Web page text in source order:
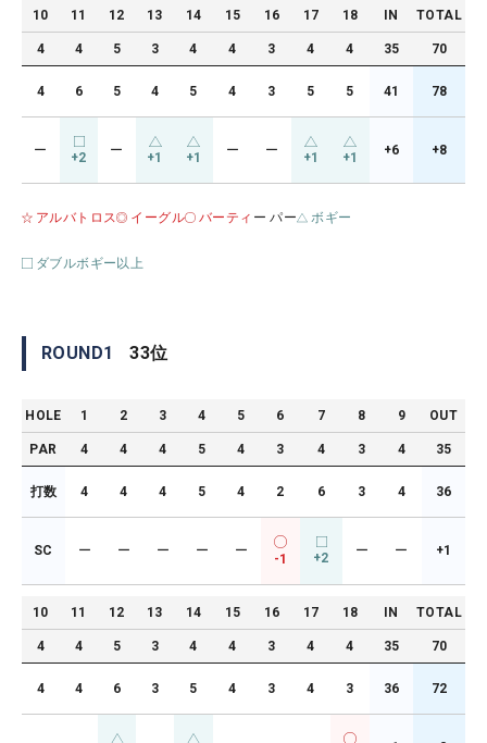
10 11 12 13 14 15 16 17 18 IN TOTAL
4 4 5 3 4 4 3 4 4 35 70
4 6 5 4 5 4 3 5 5 41 78
ー +2 ー +1 +1 ー ー +1 +1 +6 +8
アルバトロス イーグル バーティ ー パー ボギー
ダブルボギー以上
ROUND1 33位
HOLE 1 2 3 4 5 6 7 8 9 OUT
PAR 4 4 4 5 4 3 4 3 4 35
打数 4 4 4 5 4 2 6 3 4 36
SC ー ー ー ー ー
-1 +2 ー ー +1
10 11 12 13 14 15 16 17 18 IN TOTAL
4 4 5 3 4 4 3 4 4 35 70
4 4 6 3 5 4 3 4 3 36 72